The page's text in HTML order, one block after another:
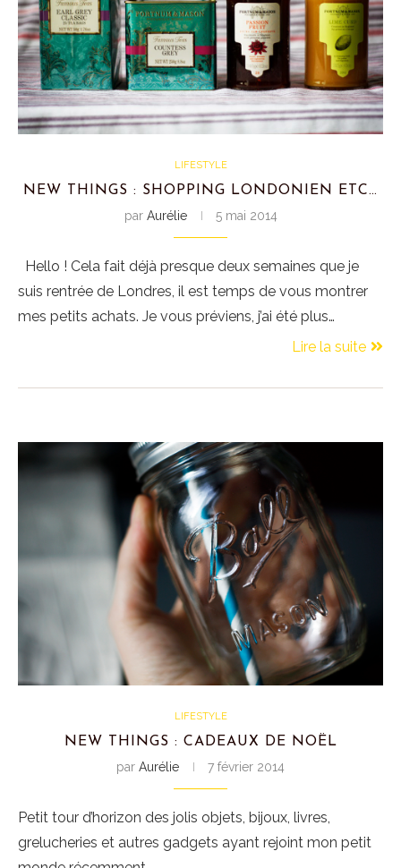
LIFESTYLE
NEW THINGS : SHOPPING LONDONIEN ETC…
par Aurélie 5 mai 2014
Hello ! Cela fait déjà presque deux semaines que je
suis rentrée de Londres, il est temps de vous montrer
mes petits achats. Je vous préviens, j’ai été plus…
Lire la suite
LIFESTYLE
NEW THINGS : CADEAUX DE NOËL
par Aurélie 7 février 2014
Petit tour d’horizon des jolis objets, bijoux, livres,
grelucheries et autres gadgets ayant rejoint mon petit